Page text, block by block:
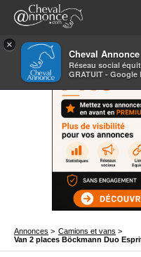
×
Cheval Annonce
Réseau social
GRATUIT - Google
Annonces > Camions et vans >
Van 2 places Böckmann Duo